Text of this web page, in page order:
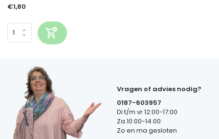
€1,80
Vragen of advies nodig?
0187-603957
Di t/m vr 12:00-17:00
Za 10:00-14:00
Zo en ma gesloten